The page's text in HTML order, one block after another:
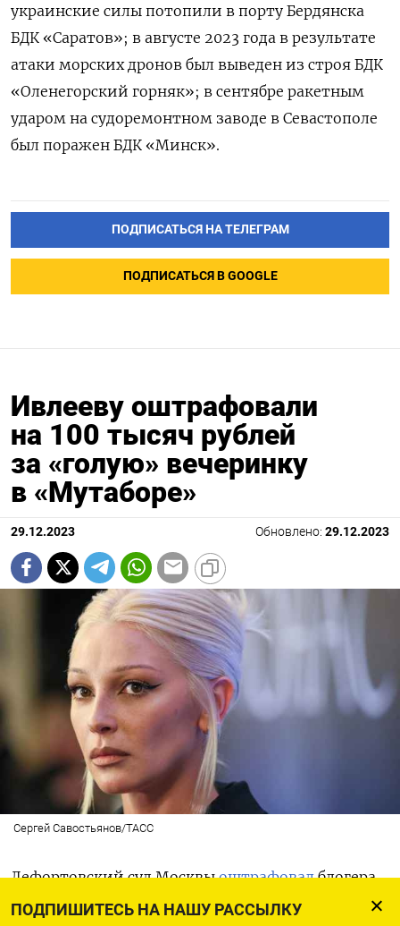
ПОДПИШИТЕСЬ НА НАШУ РАССЫЛКУ
украинские силы потопили в порту Бердянска
БДК «Саратов»; в августе 2023 года в результате
атаки морских дронов был выведен из строя БДК
«Оленегорский горняк»; в сентябре ракетным
ударом на судоремонтном заводе в Севастополе
был поражен БДК «Минск».
ПОДПИСАТЬСЯ НА ТЕЛЕГРАМ
ПОДПИСАТЬСЯ В GOOGLE
Ивлееву оштрафовали
на 100 тысяч рублей
за «голую» вечеринку
в «Мутаборе»
29.12.2023 Обновлено: 29.12.2023
Сергей Савостьянов/ТАСС
Лефортовский суд Москвыоштрафовалблогера
и телеведущую Анастасию Ивлееву на 100 тысяч